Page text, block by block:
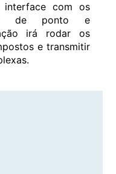
interface com os
de ponto e
irá rodar os
e transmitir